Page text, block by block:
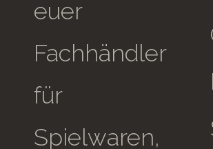
euer
Fachhändler
für
Spielwaren,